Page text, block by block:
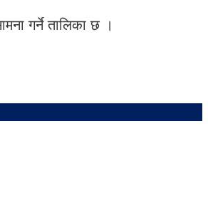
गर्ने तालिका छ ।